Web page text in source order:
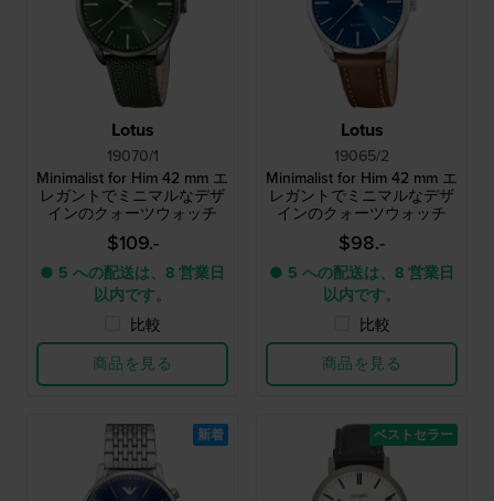
Lotus
19070/1
Minimalist for Him 42 mm エ
レガントでミニマルなデザ
インのクォーツウォッチ
$109.-
● 5 への配送は、8 営業日
以内です。
比較
商品を見る
Lotus
19065/2
Minimalist for Him 42 mm エ
レガントでミニマルなデザ
インのクォーツウォッチ
$98.-
● 5 への配送は、8 営業日
以内です。
比較
商品を見る
新着 ベストセラー